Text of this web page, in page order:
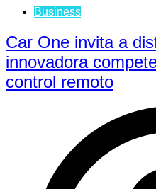
Business
Car One invita a
innovadora
control remoto